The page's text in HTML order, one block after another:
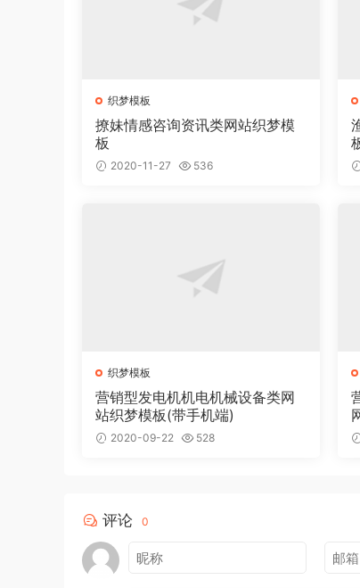
织梦模板
撩妹情感咨询资讯类网站织梦模
板
2020-11-27 536
织梦模板
营销型发电机机电机械设备类网
站织梦模板(带手机端)
2020-09-22 528
评论 0